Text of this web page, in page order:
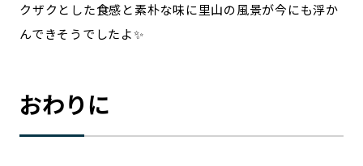
クザクとした食感と素朴な味に里山の風景が今にも浮か
んできそうでしたよ✨
おわりに